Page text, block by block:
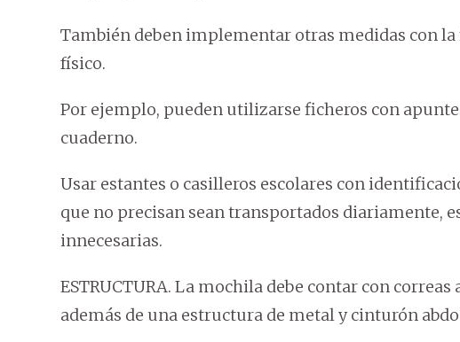
También deben implementar otras medidas con
físico.
Por ejemplo, pueden utilizarse ficheros con
cuaderno.
Usar estantes o casilleros escolares con
que no precisan sean transportados diariamente,
innecesarias.
ESTRUCTURA. La mochila debe contar con
además de una estructura de metal y cinturón